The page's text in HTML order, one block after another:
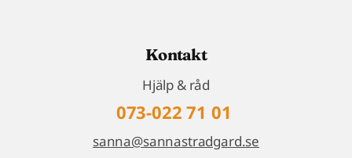
Kontakt
Hjälp & råd
073-022 71 01
sanna@sannastradgard.se